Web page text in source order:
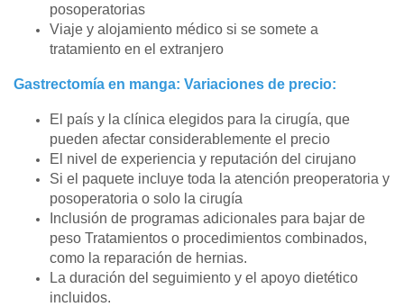
posoperatorias
Viaje y alojamiento médico si se somete a
tratamiento en el extranjero
Gastrectomía en manga: Variaciones de precio:
El país y la clínica elegidos para la cirugía, que
pueden afectar considerablemente el precio
El nivel de experiencia y reputación del cirujano
Si el paquete incluye toda la atención preoperatoria y
posoperatoria o solo la cirugía
Inclusión de programas adicionales para bajar de
peso Tratamientos o procedimientos combinados,
como la reparación de hernias.
La duración del seguimiento y el apoyo dietético
incluidos.